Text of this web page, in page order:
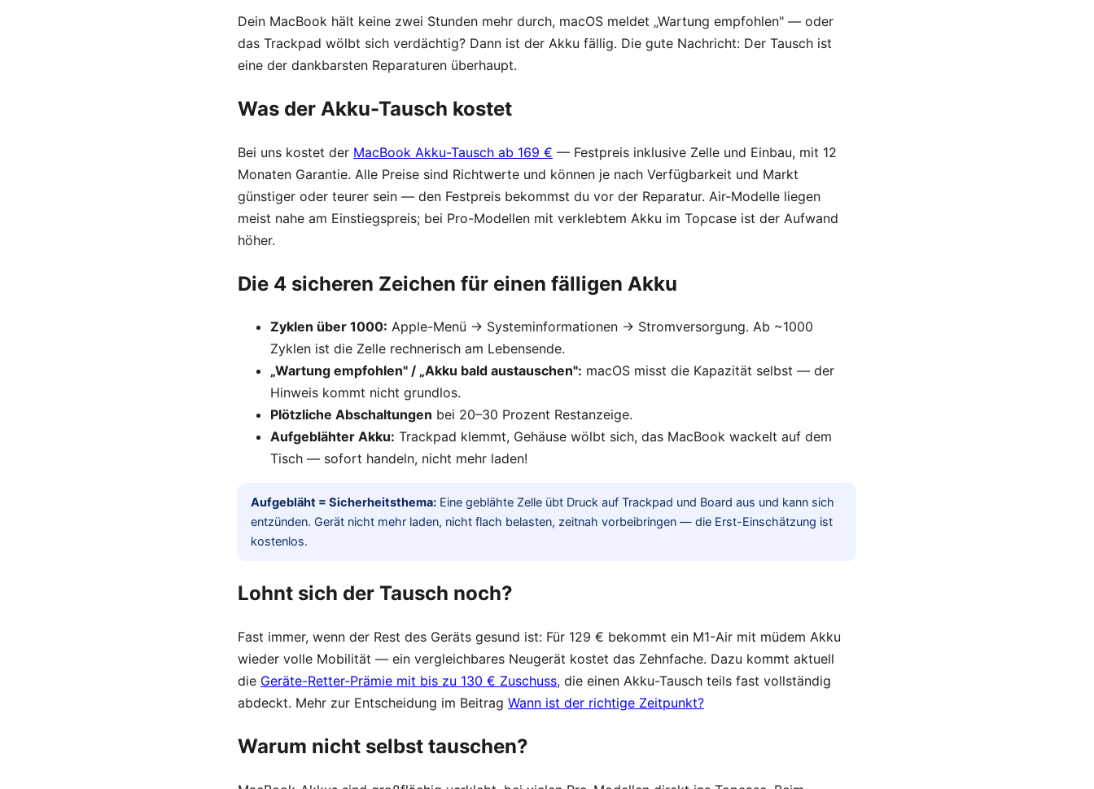
Dein MacBook hält keine zwei Stunden mehr durch, macOS meldet „Wartung empfohlen" — oder
das Trackpad wölbt sich verdächtig? Dann ist der Akku fällig. Die gute Nachricht: Der Tausch ist
eine der dankbarsten Reparaturen überhaupt.
Was der Akku-Tausch kostet
Bei uns kostet der MacBook Akku-Tausch ab 169 € — Festpreis inklusive Zelle und Einbau, mit 12
Monaten Garantie. Alle Preise sind Richtwerte und können je nach Verfügbarkeit und Markt
günstiger oder teurer sein — den Festpreis bekommst du vor der Reparatur. Air-Modelle liegen
meist nahe am Einstiegspreis; bei Pro-Modellen mit verklebtem Akku im Topcase ist der Aufwand
höher.
Die 4 sicheren Zeichen für einen fälligen Akku
Zyklen über 1000: Apple-Menü → Systeminformationen → Stromversorgung. Ab ~1000
Zyklen ist die Zelle rechnerisch am Lebensende.
„Wartung empfohlen" / „Akku bald austauschen": macOS misst die Kapazität selbst — der
Hinweis kommt nicht grundlos.
Plötzliche Abschaltungen bei 20–30 Prozent Restanzeige.
Aufgeblähter Akku: Trackpad klemmt, Gehäuse wölbt sich, das MacBook wackelt auf dem
Tisch — sofort handeln, nicht mehr laden!
Aufgebläht = Sicherheitsthema: Eine geblähte Zelle übt Druck auf Trackpad und Board aus und kann sich
entzünden. Gerät nicht mehr laden, nicht flach belasten, zeitnah vorbeibringen — die Erst-Einschätzung ist
kostenlos.
Lohnt sich der Tausch noch?
Fast immer, wenn der Rest des Geräts gesund ist: Für 129 € bekommt ein M1-Air mit müdem Akku
wieder volle Mobilität — ein vergleichbares Neugerät kostet das Zehnfache. Dazu kommt aktuell
die Geräte-Retter-Prämie mit bis zu 130 € Zuschuss, die einen Akku-Tausch teils fast vollständig
abdeckt. Mehr zur Entscheidung im Beitrag Wann ist der richtige Zeitpunkt?
Warum nicht selbst tauschen?